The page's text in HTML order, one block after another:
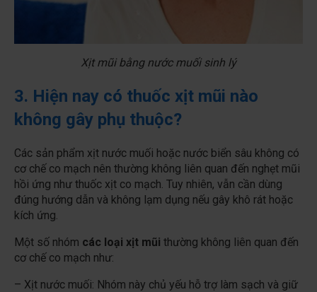
Xịt mũi bằng nước muối sinh lý
3. Hiện nay có thuốc xịt mũi nào
không gây phụ thuộc?
Các sản phẩm xịt nước muối hoặc nước biển sâu không có
cơ chế co mạch nên thường không liên quan đến nghẹt mũi
hồi ứng như thuốc xịt co mạch. Tuy nhiên, vẫn cần dùng
đúng hướng dẫn và không lạm dụng nếu gây khô rát hoặc
kích ứng.
Một số nhóm các loại xịt mũi thường không liên quan đến
cơ chế co mạch như:
– Xịt nước muối: Nhóm này chủ yếu hỗ trợ làm sạch và giữ